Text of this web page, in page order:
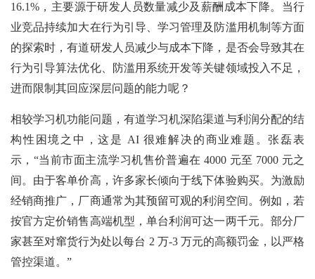
16.1%，主要源于研发人员数量减少及薪酬成本下降。当行
业竞品持续加大在行为引导、学习管理及防滥用机制等方面
的探索时，有道研发人员减少与成本下降，是否会导致其在
行为引导算法优化、防滥用系统开发等关键领域投入不足，
进而限制其回应深层问题的能力呢？
相较学习机功能问题，有道学习机深陷渠道与利润分配的结
构性困境之中，这是 AI 很难解决的商业难题。张磊表
示，“当前市面主流学习机售价普遍在 4000 元至 7000 元之
间。由于客单价高，许多家长倾向于线下体验购买。为激励
经销商推广，厂商通常为其预留可观的利润空间。例如，若
按官方定价销售高端机型，单台利润可达一两千元。部分厂
家甚至对窜货行为处以每台 2 万-3 万元的高额罚金，以严格
管控渠道。”